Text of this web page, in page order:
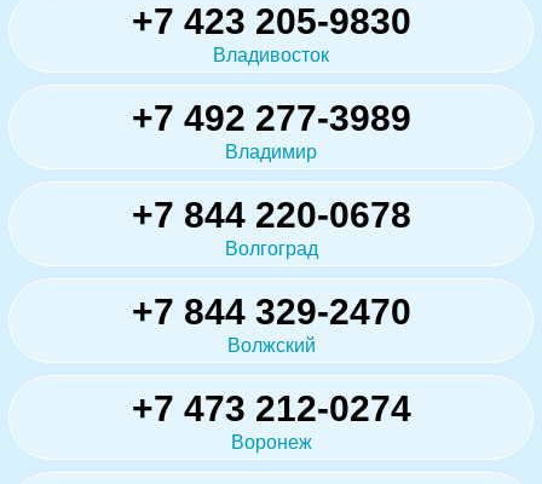
+7 423 205-9830
Владивосток
+7 492 277-3989
Владимир
+7 844 220-0678
Волгоград
+7 844 329-2470
Волжский
+7 473 212-0274
Воронеж